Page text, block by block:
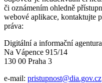
či oznámením ohledně
webové aplikace, kontaktujte
práva:
Digitální a informační agentura
Na Vápence 915/14
130 00 Praha 3
e-mail: pristupnost@dia.gov.cz